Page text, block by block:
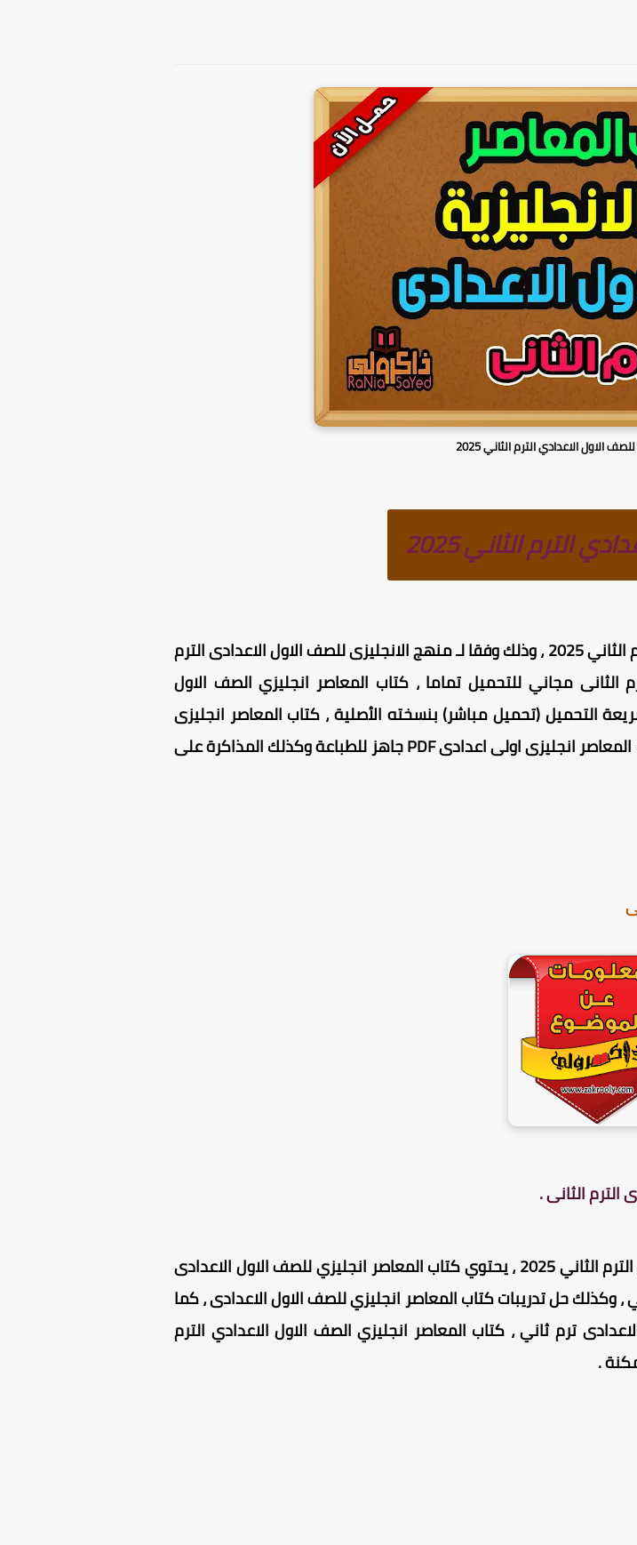
الاول الاعدادي الترم الثاني 2025
الترم الثاني 2025
حمل مجانا كتاب المعاصر انجليزي للصف الاول الاعدادي الترم الثاني 2025 ، وذلك وفقا لـ منهج الانجليزى للصف الاول الاعدادى الترم
الثانى مجاني للتحميل تماما ، كتاب المعاصر انجليزي الصف الاول
سيرفرات آمنة وسريعة التحميل (تحميل مباشر) بنسخته الأصلية ، كتاب المعاصر انجليزى
أولى اعدادى PDF ترم ثاني 2025 منسق بأعلى جودة ، كتاب المعاصر انجليزى اولى اعدادى PDF جاهز للطباعة وكذلك المذاكرة على
الثانى .
كتاب المعاصر انجليزي للصف الاول الاعدادي الترم الثاني 2025 ، يحتوي كتاب المعاصر انجليزي للصف الاول الاعدادى
وكذلك حل تدريبات كتاب المعاصر انجليزي للصف الاول الاعدادى ، كما
ترم ثاني ، كتاب المعاصر انجليزي الصف الاول الاعدادي الترم
.